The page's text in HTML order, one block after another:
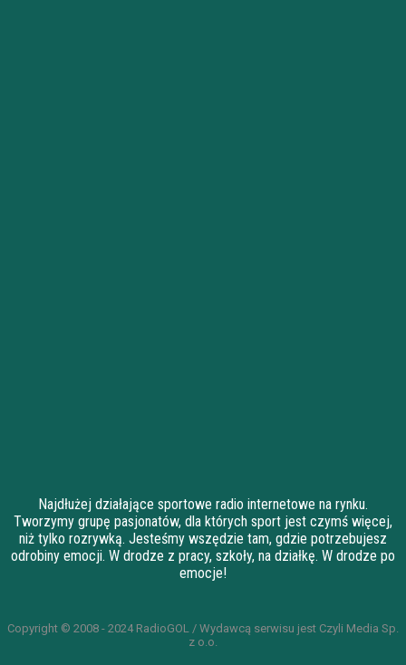
Najdłużej działające sportowe radio internetowe na rynku.
Tworzymy grupę pasjonatów, dla których sport jest czymś więcej,
niż tylko rozrywką. Jesteśmy wszędzie tam, gdzie potrzebujesz
odrobiny emocji. W drodze z pracy, szkoły, na działkę. W drodze po
emocje!
Copyright © 2008 - 2024 RadioGOL / Wydawcą serwisu jest Czyli Media Sp.
z o.o.